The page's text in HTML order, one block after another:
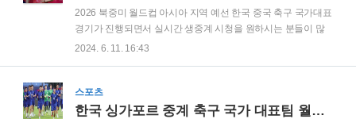
이패스 영수증 출력 우선 하이패스 영수증 출력 을 위해서는 검
색포털 에서 '하이패스' 를 검색해 주시면 '고속도로 통행료' 웹사
이트가 나옵니다. 하이패스 서비스 통합 사이트로 들어가 주세
요. 사이트로 이동하시면 먼저..
2026 북중미 월드컵 아시아 지역 예선 한국 중국 축구 국가대표
경기가 진행되면서 실시간 생중계 시청을 원하시는 분들이 많
으실 텐데요. PC, 태블릿, 모바일 등을 통해즉시 시청하시기 바
대표팀은 6월 11일 오후 8시 서울 월드컵경기장에서 중국과의
중요한 경기를 치른다. 이번 경기는 2026 북중미 월드컵 아시아
2024. 6. 11. 16:43
스포츠
한국 싱가포르 중계 축구 국가 대표팀 월드컵 경기 예선 실시간 라이브 생중계 시청